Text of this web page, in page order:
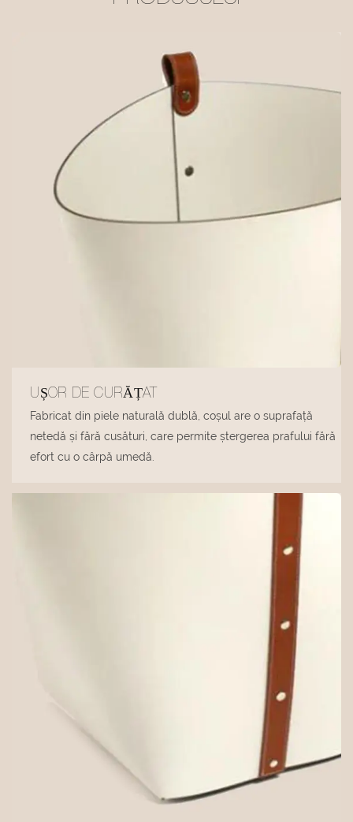
UȘOR DE CURĂȚAT
Fabricat din piele naturală dublă, coșul are o suprafață
netedă și fără cusături, care permite ștergerea prafului fără
efort cu o cârpă umedă.